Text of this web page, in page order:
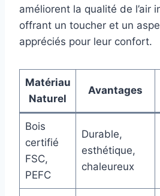
améliorent la qualité de l’air
offrant un toucher et un
appréciés pour leur confort.
Matériau
Naturel
Avantages
Bois
certifié
FSC,
PEFC
Durable,
esthétique,
chaleureux